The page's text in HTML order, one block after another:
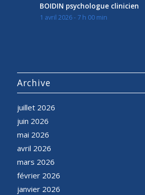
BOIDIN psychologue clinicien
1 avril 2026 - 7 h 00 min
Archive
juillet 2026
juin 2026
mai 2026
avril 2026
mars 2026
février 2026
janvier 2026